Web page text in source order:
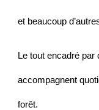
et beaucoup
Le tout encadré
accompagnent
forêt.